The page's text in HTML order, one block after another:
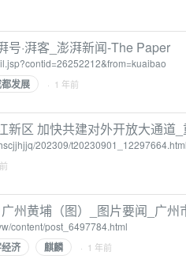
号·湃客_澎湃新闻-The Paper
发展 · 1 年前
新区 加快共建对外开放大通道
202309/t20230901_12297664.html
州黄埔（图）_图片要闻_广
content/post_6497784.html
济 麒麟 · 1 年前